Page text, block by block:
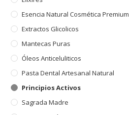
Esencia Natural Cosmética Premium
Extractos Glicolicos
Mantecas Puras
Óleos Anticeluliticos
Pasta Dental Artesanal Natural
Principios Activos
Sagrada Madre